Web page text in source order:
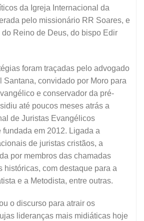
da Igreja Internacional da
pelo missionário RR Soares, e
Reino de Deus, do bispo Edir
foram traçadas pelo advogado
Santana, convidado por Moro para
e conservador da pré-
até poucos meses atrás a
de Juristas Evangélicos
fundada em 2012. Ligada a
de juristas cristãos, a
por membros das chamadas
históricas, com destaque para a
e a Metodista, entre outras.
o discurso para atrair os
lideranças mais midiáticas hoje